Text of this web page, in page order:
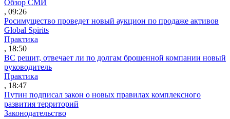
Обзор СМИ
, 09:26
Росимущество проведет новый аукцион по продаже активов
Global Spirits
Практика
, 18:50
ВС решит, отвечает ли по долгам брошенной компании новый
руководитель
Практика
, 18:47
Путин подписал закон о новых правилах комплексного
развития территорий
Законодательство